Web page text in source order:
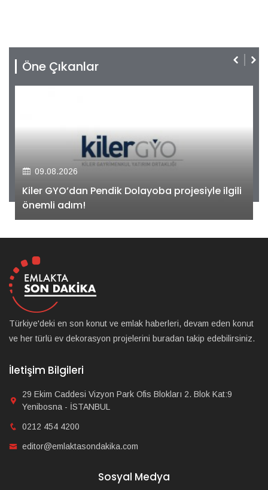
Öne Çıkanlar
09.08.2026
Kiler GYO’dan Pendik Dolayoba projesiyle ilgili
önemli adım!
Türkiye'deki en son konut ve emlak haberleri, devam eden konut
ve her türlü ev dekorasyon projelerini buradan takip edebilirsiniz.
İletişim Bilgileri
29 Ekim Caddesi Vizyon Park Ofis Blokları 2. Blok Kat:9
Yenibosna - İSTANBUL
0212 454 4200
editor@emlaktasondakika.com
Sosyal Medya